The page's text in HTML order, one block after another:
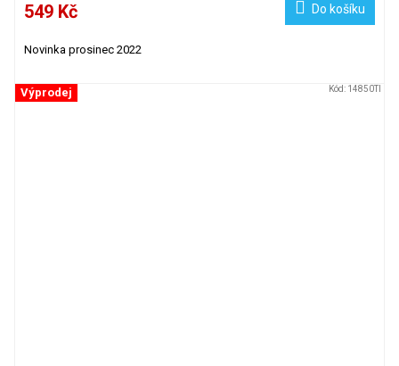
549 Kč Do košíku
Novinka prosinec 2022
Výprodej Kód: 14850TI